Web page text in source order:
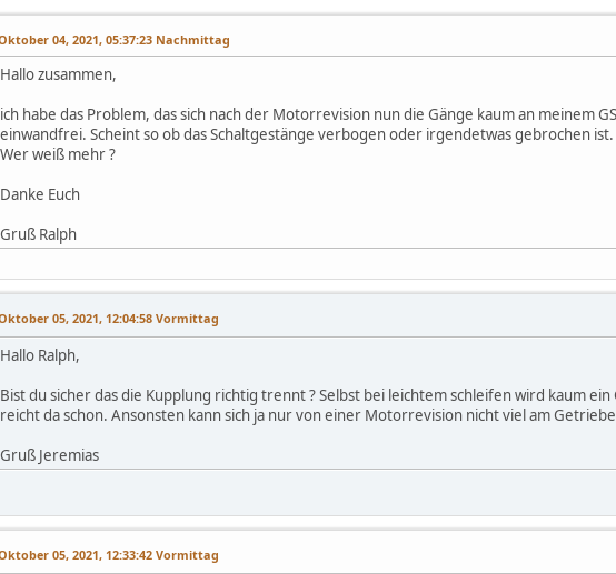
04, 2021, 05:37:23 Nachmittag
Hallo zusammen,
ich habe das Problem, das sich nach der Motorrevision nun die Gänge kaum an meinem
einwandfrei. Scheint so ob das Schaltgestänge verbogen oder irgendetwas gebrochen ist.
Wer weiß mehr ?
Danke Euch
Gruß Ralph
05, 2021, 12:04:58 Vormittag
Hallo Ralph,
Bist du sicher das die Kupplung richtig trennt ? Selbst bei leichtem schleifen wird kaum
reicht da schon. Ansonsten kann sich ja nur von einer Motorrevision nicht viel am
Gruß Jeremias
05, 2021, 12:33:42 Vormittag